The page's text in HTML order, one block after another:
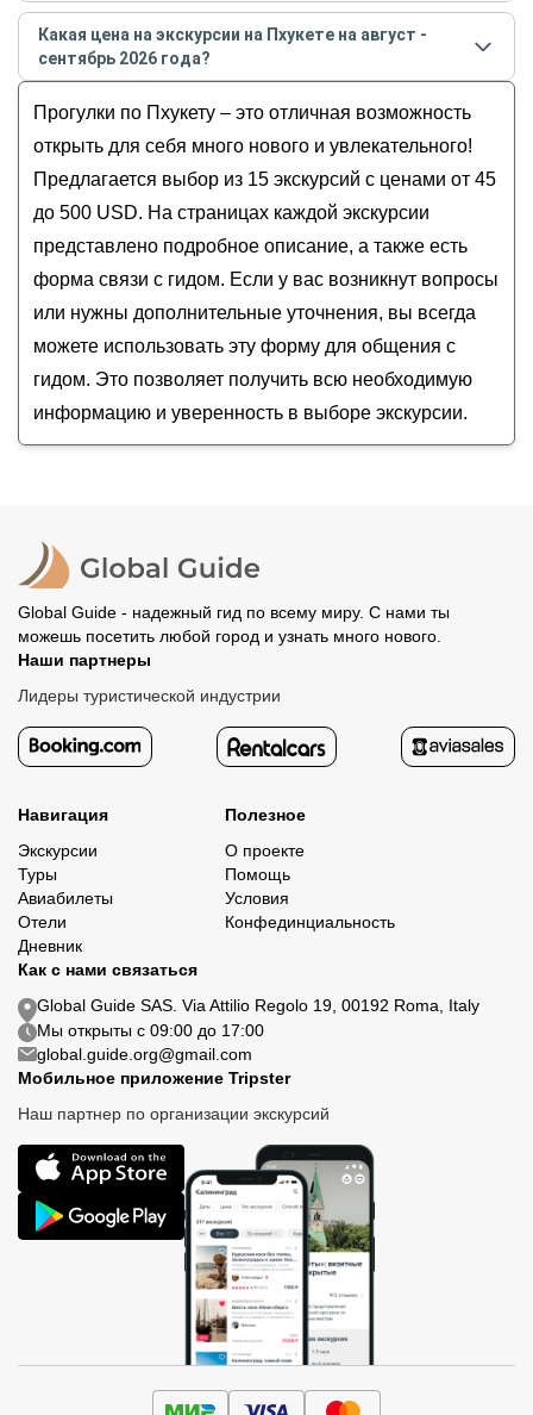
Пхи-Пхи
Остров Джеймса Бонда
Озеро Чео Лан
Као Лак
Остров Майтон
Самые популярные экскурсиина Пхукетев августе
- сентябре 2026года:
Сиам Нирамит: вечернее шоу на Пхукете
Утреннее восхождение к Большому Будде
Поход сквозь тайские джунгли
Экскурсия-треккинг: джунгли Пхукета + водопад
Пхукет: заповедник слонов и кулинарный
мастер-класс
Какая цена на экскурсии на Пхукете на август -
сентябрь 2026 года?
сентябрь
2026года от 45до 500 USD
Прогулки по Пхукету – это отличная возможность
открыть для себя много нового и увлекательного!
Предлагается выбор из 15 экскурсий с ценами от 45
до 500 USD. На страницах каждой экскурсии
представлено подробное описание, а также есть
форма связи с гидом. Если у вас возникнут вопросы
или нужны дополнительные уточнения, вы всегда
можете использовать эту форму для общения с
гидом. Это позволяет получить всю необходимую
информацию и уверенность в выборе экскурсии.
Global Guide - надежный гид по всему миру. С нами ты
можешь посетить любой город и узнать много нового.
Наши партнеры
Лидеры туристической индустрии
Навигация
Экскурсии
Туры
Авиабилеты
Отели
Дневник
Полезное
О проекте
Помощь
Условия
Конфединциальность
Как с нами связаться
Global Guide SAS. Via Attilio Regolo 19, 00192 Roma, Italy
Мы открыты с 09:00 до 17:00
global.guide.org@gmail.com
Мобильное приложение Tripster
Наш партнер по организации экскурсий